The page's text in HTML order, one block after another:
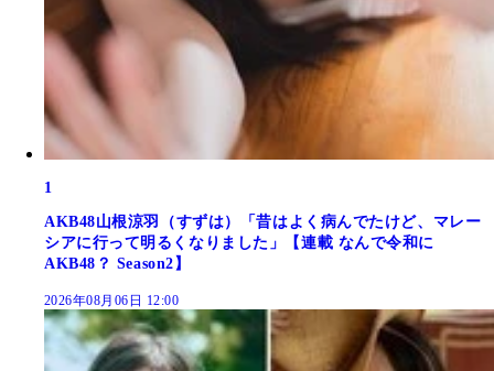
1
AKB48山根涼羽（すずは）「昔はよく病んでたけど、マレー
シアに行って明るくなりました」【連載 なんで令和に
AKB48？ Season2】
2026年08月06日 12:00